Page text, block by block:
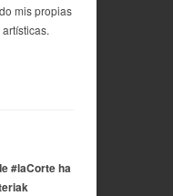
mis propias
#laCorte ha